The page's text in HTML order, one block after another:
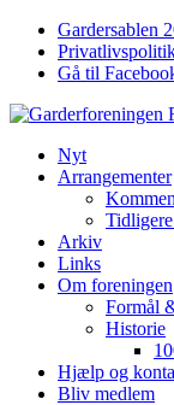
Gardersablen
Gå til
Nyt
Arrangementer
Arkiv
Links
Om foreningen
Formål
Historie
Hjælp og
Bliv medlem